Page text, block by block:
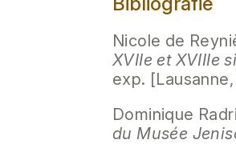
Nicole de
XVIIe et XVIIIe
exp. [Lausanne,
Dominique
du Musée